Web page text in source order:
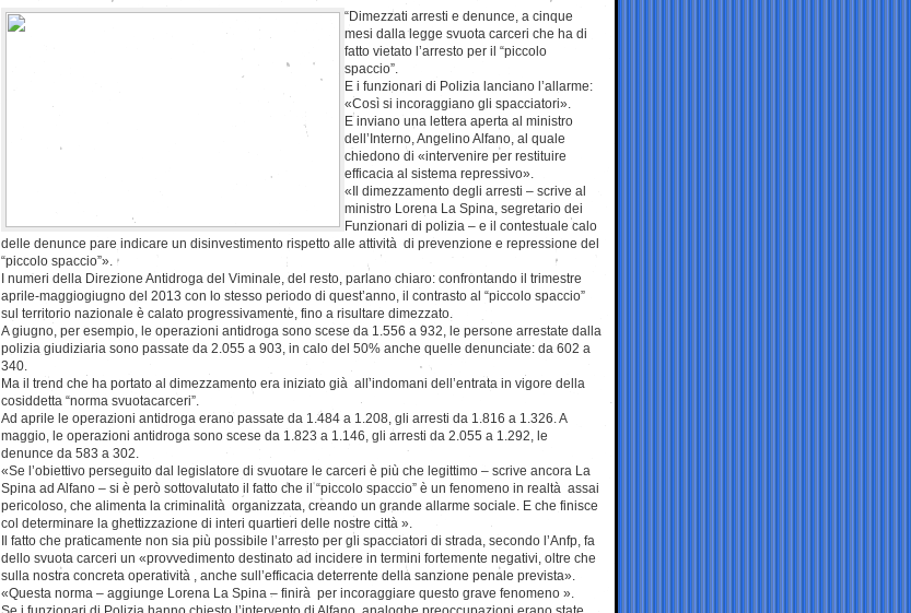
“Dimezzati arresti e denunce, a cinque
mesi dalla legge svuota carceri che ha di
fatto vietato l’arresto per il “piccolo
spaccio”.
E i funzionari di Polizia lanciano l’allarme:
«Così si incoraggiano gli spacciatori».
E inviano una lettera aperta al ministro
dell’Interno, Angelino Alfano, al quale
chiedono di «intervenire per restituire
efficacia al sistema repressivo».
«Il dimezzamento degli arresti – scrive al
ministro Lorena La Spina, segretario dei
Funzionari di polizia – e il contestuale calo
delle denunce pare indicare un disinvestimento rispetto alle attività di prevenzione e repressione del
“piccolo spaccio”».
I numeri della Direzione Antidroga del Viminale, del resto, parlano chiaro: confrontando il trimestre
aprile-maggiogiugno del 2013 con lo stesso periodo di quest’anno, il contrasto al “piccolo spaccio”
sul territorio nazionale è calato progressivamente, fino a risultare dimezzato.
A giugno, per esempio, le operazioni antidroga sono scese da 1.556 a 932, le persone arrestate dalla
polizia giudiziaria sono passate da 2.055 a 903, in calo del 50% anche quelle denunciate: da 602 a
340.
Ma il trend che ha portato al dimezzamento era iniziato già all’indomani dell’entrata in vigore della
cosiddetta “norma svuotacarceri”.
Ad aprile le operazioni antidroga erano passate da 1.484 a 1.208, gli arresti da 1.816 a 1.326. A
maggio, le operazioni antidroga sono scese da 1.823 a 1.146, gli arresti da 2.055 a 1.292, le
denunce da 583 a 302.
«Se l’obiettivo perseguito dal legislatore di svuotare le carceri è più che legittimo – scrive ancora La
Spina ad Alfano – si è però sottovalutato il fatto che il “piccolo spaccio” è un fenomeno in realtà assai
pericoloso, che alimenta la criminalità organizzata, creando un grande allarme sociale. E che finisce
col determinare la ghettizzazione di interi quartieri delle nostre città ».
Il fatto che praticamente non sia più possibile l’arresto per gli spacciatori di strada, secondo l’Anfp, fa
dello svuota carceri un «provvedimento destinato ad incidere in termini fortemente negativi, oltre che
sulla nostra concreta operatività , anche sull’efficacia deterrente della sanzione penale prevista».
«Questa norma – aggiunge Lorena La Spina – finirà per incoraggiare questo grave fenomeno ».